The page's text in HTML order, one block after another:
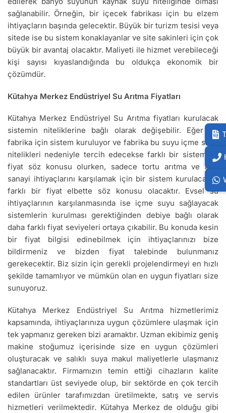
sağlanabilir. Örneğin, bir içecek fabrikası için bu elzem
ihtiyaçların başında gelecektir. Büyük bir turizm tesisi veya
sitede ise bu sistem konaklayanlar ve site sakinleri için çok
büyük bir avantaj olacaktır. Maliyeti ile hizmet verebileceği
kişi sayısı kıyaslandığında bu oldukça ekonomik bir
çözümdür.
Kütahya Merkez Endüstriyel Su Arıtma Fiyatları
Kütahya Merkez Endüstriyel Su Arıtma fiyatları kurulacak
sistemin niteliklerine bağlı olarak değişebilir. Eğer bir
fabrika için sistem kuruluyor ve fabrika bu suyu içme suyu
nitelikleri nedeniyle tercih edecekse farklı bir sistem ve
fiyat söz konusu olurken, sadece tortu arıtma ve ağır
sanayi ihtiyaçlarını karşılamak için bir sistem kurulacaksa
farklı bir fiyat elbette söz konusu olacaktır. Evsel su
ihtiyaçlarının karşılanmasında ise içme suyu sağlayacak
sistemlerin kurulması gerektiğinden debiye bağlı olarak
daha farklı fiyat seviyeleri ortaya çıkabilir. Bu konuda kesin
bir fiyat bilgisi edinebilmek için ihtiyaçlarınızı bize
bildirmeniz ve bizden fiyat talebinde bulunmanız
gerekecektir. Biz sizin için gerekli projelendirmeyi en hızlı
şekilde tamamlıyor ve mümkün olan en uygun fiyatları size
sunuyoruz.
Kütahya Merkez Endüstriyel Su Arıtma hizmetlerimiz
kapsamında, ihtiyaçlarınıza uygun çözümlere ulaşmak için
tek yapmanız gereken bizi aramaktır. Uzman ekibimiz geniş
makine stoğumuz içerisinde size en uygun çözümleri
oluşturacak ve salıklı suya makul maliyetlerle ulaşmanız
sağlanacaktır. Firmamızın temin ettiği cihazların kalite
standartları üst seviyede olup, bir sektörde en çok tercih
edilen ürünler tarafımızdan üretilmekte, satış ve servis
hizmetleri verilmektedir. Kütahya Merkez de olduğu gibi